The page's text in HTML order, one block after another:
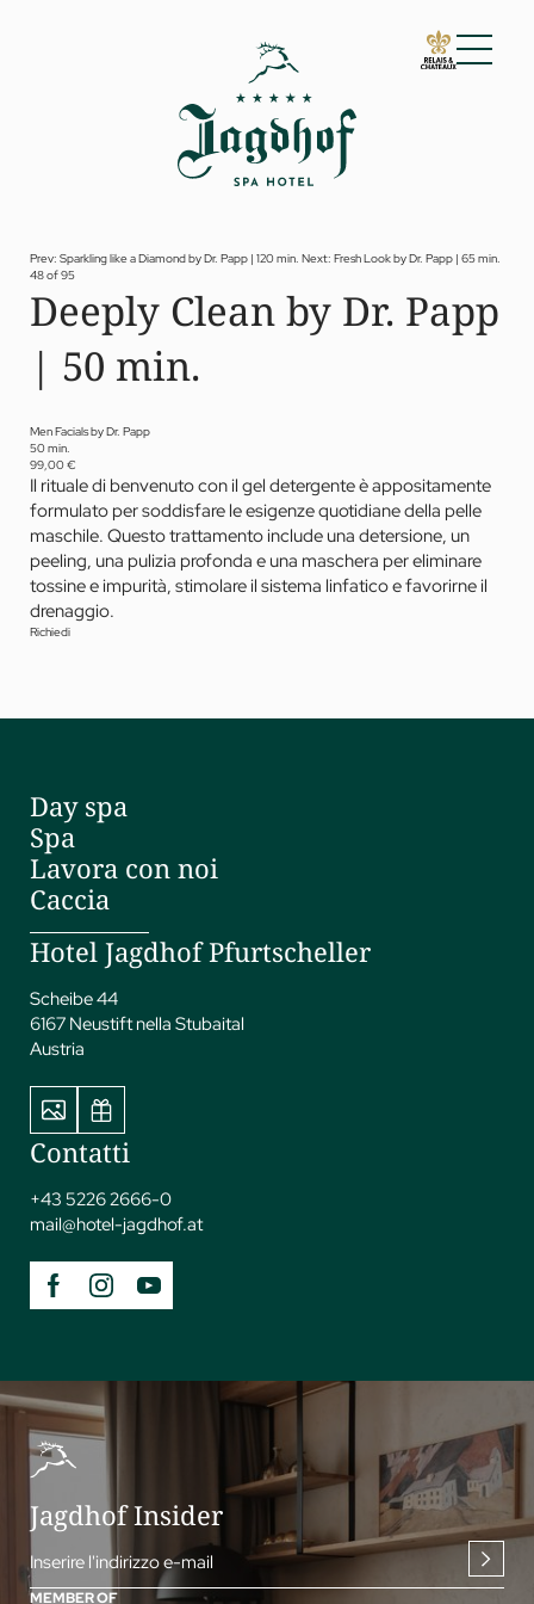
01 Lo Jagdhof
02 Camere e suite
Fitness
Trattamenti
Private Spa Suite
Jagdhof Specials by Dr. A. Papp
Yoga
05 Offerte
06 Attività
07 Eventi
Prev: Sparkling like a Diamond by Dr. Papp | 120 min. Next: Fresh Look by Dr. Papp | 65 min.
48 of 95
Deeply Clean by Dr. Papp
| 50 min.
Men Facials by Dr. Papp
50 min.
99,00 €
Il rituale di benvenuto con il gel detergente è appositamente
formulato per soddisfare le esigenze quotidiane della pelle
maschile. Questo trattamento include una detersione, un
peeling, una pulizia profonda e una maschera per eliminare
tossine e impurità, stimolare il sistema linfatico e favorirne il
drenaggio.
Richiedi
Day spa
Spa
Lavora con noi
Caccia
Hotel Jagdhof Pfurtscheller
Scheibe 44
6167 Neustift nella Stubaital
Austria
Contatti
+43 5226 2666-0
mail@hotel-jagdhof.at
Jagdhof Insider
Inserire l'indirizzo e-mail
MEMBER OF